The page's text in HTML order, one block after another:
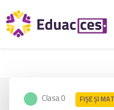
Clasa 0 FIŞE ŞI